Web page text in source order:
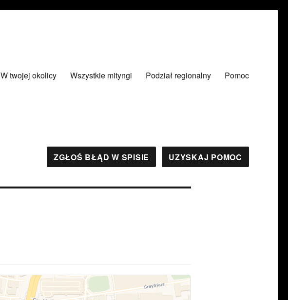
W twojej okolicy Wszystkie mityngi Podział regionalny Pomoc
ZGŁOŚ BŁĄD W SPISIE UZYSKAJ POMOC